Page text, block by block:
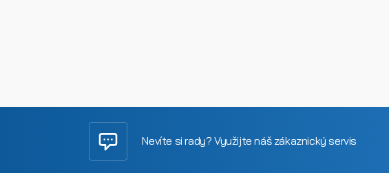
Nevíte si rady? Využijte náš zákaznický servis